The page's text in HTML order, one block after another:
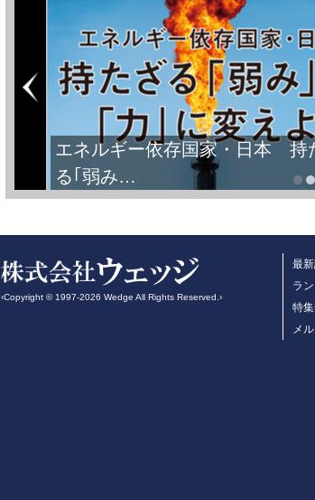
エネルギー依存国家・日本 持
る｢弱み…
‹Copyright © 1997-2026 Wedge All Rights Reserved.›
最
ラ
特
メ